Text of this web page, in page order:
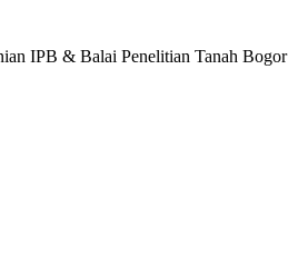
IPB & Balai Penelitian Tanah Bogor